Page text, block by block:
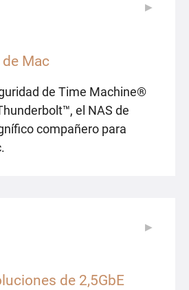
Mac
de Time Machine®
el NAS de
compañero para
▶
de 2,5GbE
▶